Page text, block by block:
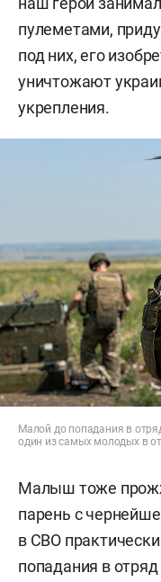
пулеметами,
под них, его
уничтожают
укрепления.
Малой до попадания в
один из самых молодых в
Малыш тоже
парень с
в СВО
попадания в